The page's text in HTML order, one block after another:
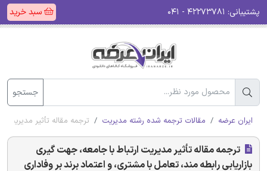
پشتیبانی: سبد خرید
جستجو
ایران عرضه مقالات ترجمه شده رشته مدیریت ترجمه مقاله تأثیر مدیریت
ترجمه مقاله تأثیر مدیریت ارتباط با جامعه، جهت گیری
بازاریابی رابطه مند، تعامل با مشتری، و اعتماد برند بر وفاداری